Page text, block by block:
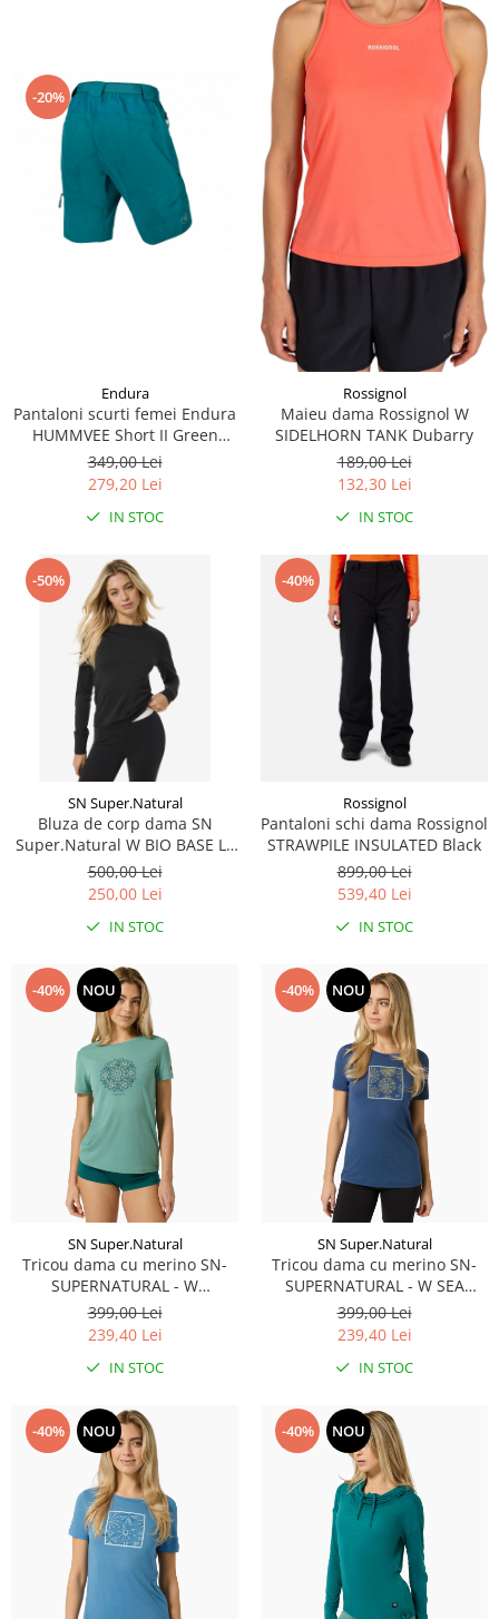
Barbati
Femei
Accesorii
-20%
Endura
Pantaloni scurti femei Endura
HUMMVEE Short II Green
Spruce
349,00 Lei
279,20 Lei
IN STOC
Rossignol
Maieu dama Rossignol W
SIDELHORN TANK Dubarry
189,00 Lei
132,30 Lei
IN STOC
-50%
SN Super.Natural
Bluza de corp dama SN
Super.Natural W BIO BASE LS
Jet Black
500,00 Lei
250,00 Lei
IN STOC
-40%
Rossignol
Pantaloni schi dama Rossignol
STRAWPILE INSULATED Black
899,00 Lei
539,40 Lei
IN STOC
-40% NOU
SN Super.Natural
Tricou dama cu merino SN-
SUPERNATURAL - W
ORNAMENT TEE - Lagoon
Green/Pacific/Feather Grey
399,00 Lei
239,40 Lei
IN STOC
-40% NOU
SN Super.Natural
Tricou dama cu merino SN-
SUPERNATURAL - W SEA
URCHIN TEE - Ocean
Blue/Various
399,00 Lei
239,40 Lei
IN STOC
-40% NOU -40% NOU